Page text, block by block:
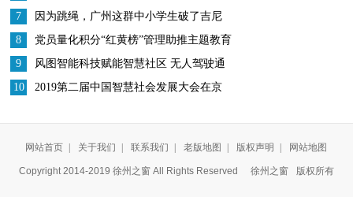
遇挑战并存
7
因为跳绳，广州这群中小学生破了吉尼
斯世界纪录、跳进了大银屏
8
党员量化积分“红黄榜”管理助推主题教育
纵深开展
9
风图智能科技赋能智慧社区 无人驾驶通
勤车正式运营
10
2019第二届中国智慧社会发展大会在京
网站首页 | 关于我们 | 联系我们 | 老版地图 | 版权声明 | 网站地图
Copyright 2014-2019 徐州之窗 All Rights Reserved 徐州之窗 版权所有